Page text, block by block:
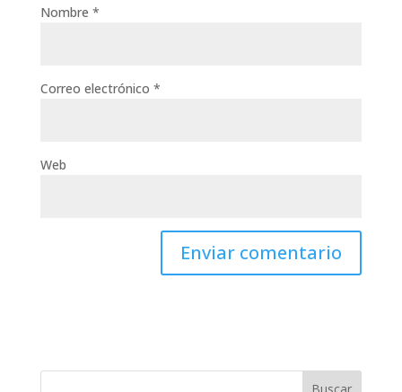
Nombre *
Correo electrónico *
Web